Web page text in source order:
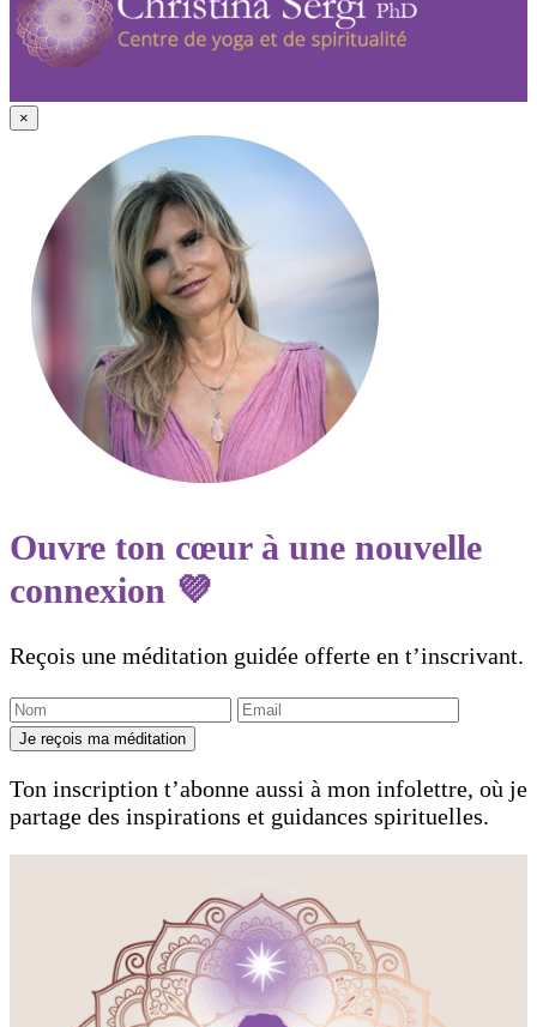
×
Ouvre ton cœur à une nouvelle
connexion 💜
Reçois une méditation guidée offerte en t’inscrivant.
Je reçois ma méditation
Ton inscription t’abonne aussi à mon infolettre, où je
partage des inspirations et guidances spirituelles.